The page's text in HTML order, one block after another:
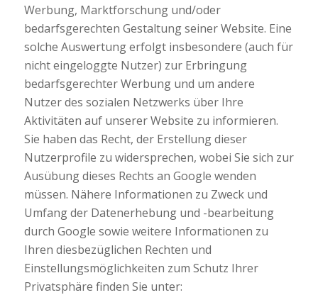
Werbung, Marktforschung und/oder
bedarfsgerechten Gestaltung seiner Website. Eine
solche Auswertung erfolgt insbesondere (auch für
nicht eingeloggte Nutzer) zur Erbringung
bedarfsgerechter Werbung und um andere
Nutzer des sozialen Netzwerks über Ihre
Aktivitäten auf unserer Website zu informieren.
Sie haben das Recht, der Erstellung dieser
Nutzerprofile zu widersprechen, wobei Sie sich zur
Ausübung dieses Rechts an Google wenden
müssen. Nähere Informationen zu Zweck und
Umfang der Datenerhebung und -bearbeitung
durch Google sowie weitere Informationen zu
Ihren diesbezüglichen Rechten und
Einstellungsmöglichkeiten zum Schutz Ihrer
Privatsphäre finden Sie unter: